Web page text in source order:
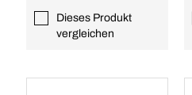
Dieses Produkt
vergleichen